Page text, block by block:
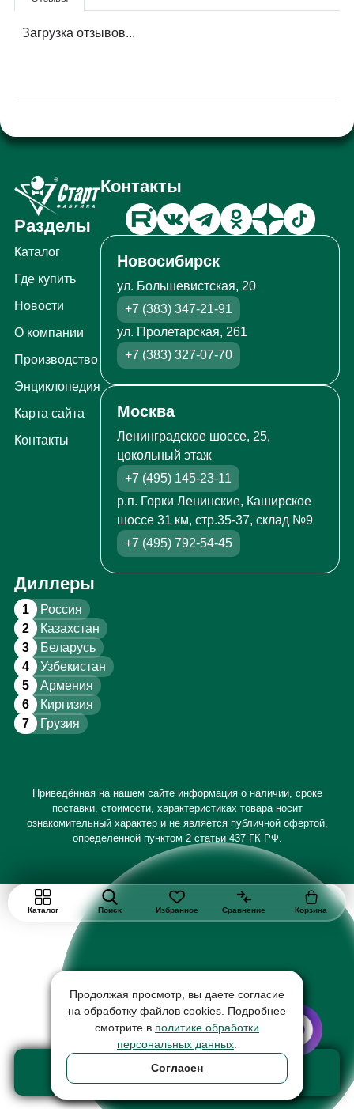
Добавить в корзину
товар на сумму 31980 ₽
Загрузка отзывов...
Разделы
Каталог
Где купить
Новости
О компании
Производство
Энциклопедия
Карта сайта
Контакты
Контакты
Новосибирск
ул. Большевистская, 20
+7 (383) 347-21-91
ул. Пролетарская, 261
+7 (383) 327-07-70
Москва
Ленинградское шоссе, 25,
цокольный этаж
+7 (495) 145-23-11
р.п. Горки Ленинские, Каширское
шоссе 31 км, стр.35-37, склад №9
+7 (495) 792-54-45
Диллеры
1 Россия
2 Казахстан
3 Беларусь
4 Узбекистан
5 Армения
6 Киргизия
7 Грузия
Приведённая на нашем сайте информация о наличии, сроке
поставки, стоимости, характеристиках товара носит
ознакомительный характер и не является публичной офертой,
определенной пунктом 2 статьи 437 ГК РФ.
Каталог Поиск Избранное Сравнение Корзина
Продолжая просмотр, вы даете согласие
на обработку файлов cookies. Подробнее
смотрите в политике обработки
персональных данных
Согласен